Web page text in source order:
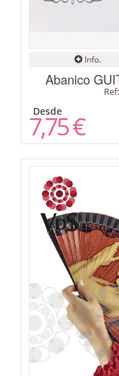
Info.
Abanico
Desde
7,75 €